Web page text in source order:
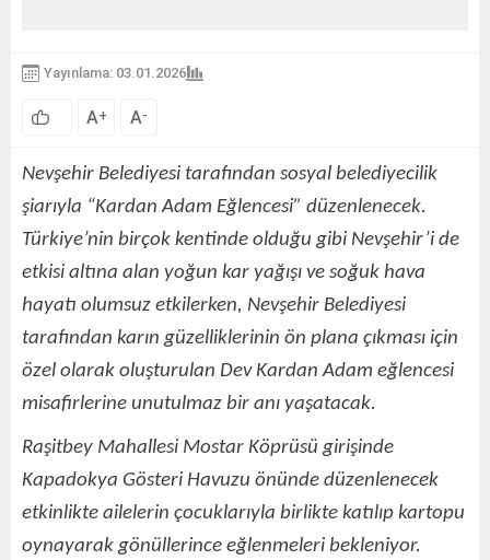
Yayınlama: 03.01.2026
A+ A-
Nevşehir Belediyesi tarafından sosyal belediyecilik
şiarıyla “Kardan Adam Eğlencesi” düzenlenecek.
Türkiye’nin birçok kentinde olduğu gibi Nevşehir’i de
etkisi altına alan yoğun kar yağışı ve soğuk hava
hayatı olumsuz etkilerken, Nevşehir Belediyesi
tarafından karın güzelliklerinin ön plana çıkması için
özel olarak oluşturulan Dev Kardan Adam eğlencesi
misafirlerine unutulmaz bir anı yaşatacak.
Raşitbey Mahallesi Mostar Köprüsü girişinde
Kapadokya Gösteri Havuzu önünde düzenlenecek
etkinlikte ailelerin çocuklarıyla birlikte katılıp kartopu
oynayarak gönüllerince eğlenmeleri bekleniyor.